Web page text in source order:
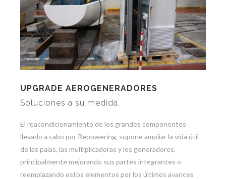
UPGRADE AEROGENERADORES
Soluciones a su medida.
El reacondicionamiento de los grandes componentes
llevado a cabo por Repowering, supone ampliar la vida útil
de las palas, las multiplicadoras y los generadores,
principalmente mejorando sus partes integrantes o
reemplazando estos elementos por los últimos avances